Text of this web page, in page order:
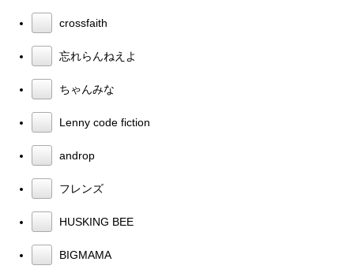
crossfaith
忘れらんねえよ
ちゃんみな
Lenny code fiction
androp
フレンズ
HUSKING BEE
BIGMAMA